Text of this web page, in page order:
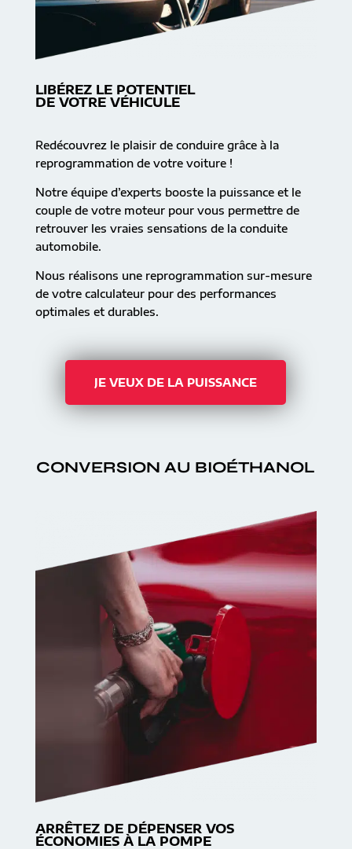
LIBÉREZ LE POTENTIEL
DE VOTRE VÉHICULE
Redécouvrez le plaisir de conduire grâce à la
reprogrammation de votre voiture !
Notre équipe d’experts booste la puissance et le
couple de votre moteur pour vous permettre de
retrouver les vraies sensations de la conduite
automobile.
Nous réalisons une reprogrammation sur-mesure
de votre calculateur pour des performances
optimales et durables.
JE VEUX DE LA PUISSANCE
CONVERSION AU BIOÉTHANOL
ARRÊTEZ DE DÉPENSER VOS
ÉCONOMIES À LA POMPE